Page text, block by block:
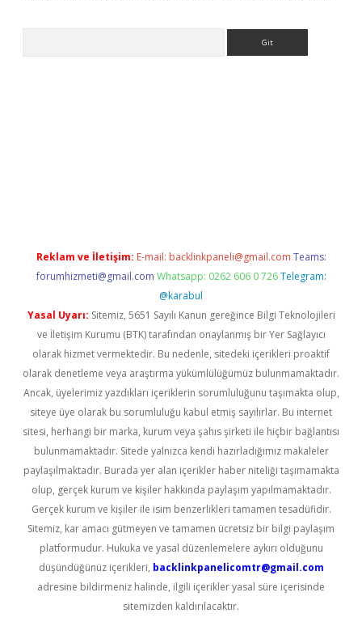
Reklam ve İletişim: E-mail: backlinkpaneli@gmail.com Teams:
forumhizmeti@gmail.com Whatsapp: 0262 606 0 726 Telegram:
@karabul
Yasal Uyarı: Sitemiz, 5651 Sayılı Kanun gereğince Bilgi Teknolojileri
ve İletişim Kurumu (BTK) tarafından onaylanmış bir Yer Sağlayıcı
olarak hizmet vermektedir. Bu nedenle, sitedeki içerikleri proaktif
olarak denetleme veya araştırma yükümlülüğümüz bulunmamaktadır.
Ancak, üyelerimiz yazdıkları içeriklerin sorumluluğunu taşımakta olup,
siteye üye olarak bu sorumluluğu kabul etmiş sayılırlar. Bu internet
sitesi, herhangi bir marka, kurum veya şahıs şirketi ile hiçbir bağlantısı
bulunmamaktadır. Sitede yalnızca kendi hazırladığımız makaleler
paylaşılmaktadır. Burada yer alan içerikler haber niteliği taşımamakta
olup, gerçek kurum ve kişiler hakkında paylaşım yapılmamaktadır.
Gerçek kurum ve kişiler ile isim benzerlikleri tamamen tesadüfidir.
Sitemiz, kar amacı gütmeyen ve tamamen ücretsiz bir bilgi paylaşım
platformudur. Hukuka ve yasal düzenlemelere aykırı olduğunu
düşündüğünüz içerikleri, backlinkpanelicomtr@gmail.com
adresine bildirmeniz halinde, ilgili içerikler yasal süre içerisinde
sitemizden kaldırılacaktır.